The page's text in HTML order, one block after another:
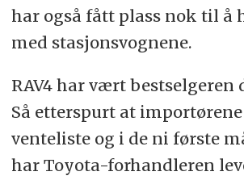
har også fått plass nok til å
med stasjonsvognene.
RAV4 har vært bestselgeren
Så etterspurt at
venteliste og i de ni første
har Toyota-forhandleren